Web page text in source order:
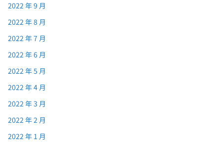
2022 年 9 月
2022 年 8 月
2022 年 7 月
2022 年 6 月
2022 年 5 月
2022 年 4 月
2022 年 3 月
2022 年 2 月
2022 年 1 月